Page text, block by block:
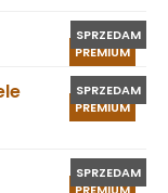
PREMIUM
SPRZEDAM
PREMIUM
SPRZEDAM
PREMIUM
SPRZEDAM